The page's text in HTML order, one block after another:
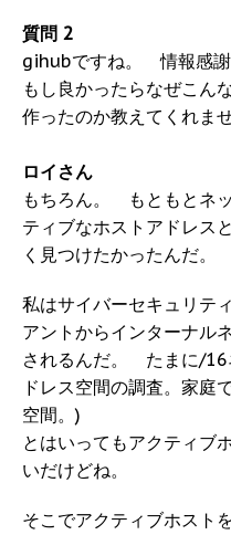
質問 2
gihubですね。 情報感謝
もし良かったらなぜこん
作ったのか教えてくれま
ロイさん
もちろん。 もともとネ
ティブなホストアドレス
く見つけたかったんだ。
私はサイバーセキュリテ
アントからインターナル
されるんだ。 たまに/16
ドレス空間の調査。家庭
空間。)
とはいってもアクティブ
いだけどね。
そこでアクティブホスト